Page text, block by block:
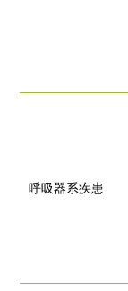
呼吸器系疾患